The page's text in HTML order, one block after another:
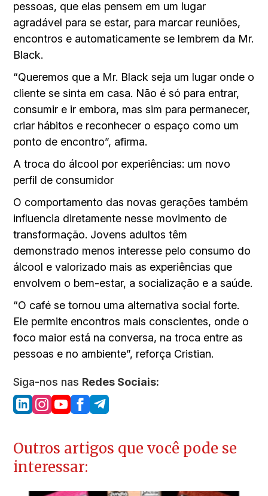
pessoas, que elas pensem em um lugar
agradável para se estar, para marcar reuniões,
encontros e automaticamente se lembrem da Mr.
Black.
“Queremos que a Mr. Black seja um lugar onde o
cliente se sinta em casa. Não é só para entrar,
consumir e ir embora, mas sim para permanecer,
criar hábitos e reconhecer o espaço como um
ponto de encontro”, afirma.
A troca do álcool por experiências: um novo
perfil de consumidor
O comportamento das novas gerações também
influencia diretamente nesse movimento de
transformação. Jovens adultos têm
demonstrado menos interesse pelo consumo do
álcool e valorizado mais as experiências que
envolvem o bem-estar, a socialização e a saúde.
“O café se tornou uma alternativa social forte.
Ele permite encontros mais conscientes, onde o
foco maior está na conversa, na troca entre as
pessoas e no ambiente”, reforça Cristian.
Siga-nos nas Redes Sociais:
Outros artigos que você pode se
interessar: